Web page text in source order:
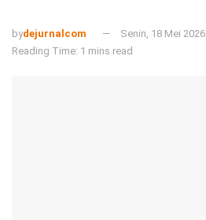
bydejurnalcom
Senin, 18 Mei 2026
Reading Time: 1 mins read